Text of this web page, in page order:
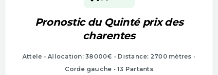
Pronostic du Quinté prix des
charentes
Attele - Allocation: 38000€ - Distance: 2700 mètres -
Corde gauche - 13 Partants